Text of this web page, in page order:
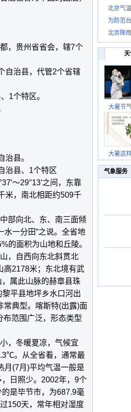
，贵州省省会，辖7个
治县，代管2个省辖
1个特区。
县。
治县、1个特区
～29°13′之间，东靠
米，南北相距约509千
部向北、东、南三面倾
水一分田”之说。全省地
的面积为山地和丘陵。
，自西向东北斜贯北
高2178米；东北境有武
属此山脉的赫章县珠
平县地坪乡水口河出
常典型。喀斯特(出露)面
范围广泛，形态类型
，冬暖夏凉，气候宜
。从全省看，通常最
(7月)平均气温一般是
日照少。2002年，9个
是毕节市，为687.9毫
150天，常年相对湿度
北京气
为防范
北京降
天
大暑节
大暑这样
气象服务